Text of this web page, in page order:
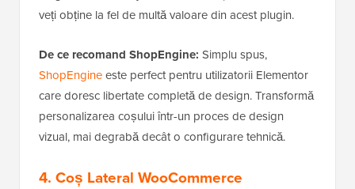
veți obține la fel de multă valoare din acest plugin.
De ce recomand ShopEngine: Simplu spus,
ShopEngineeste perfect pentru utilizatorii Elementor
care doresc libertate completă de design. Transformă
personalizarea coșului într-un proces de design
vizual, mai degrabă decât o configurare tehnică.
4. Coș Lateral WooCommerce